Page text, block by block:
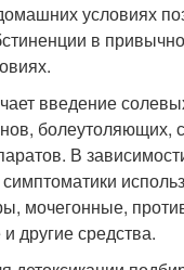
условиях
в
введение
болеутоляющих,
В
мочегонные,
другие средства.